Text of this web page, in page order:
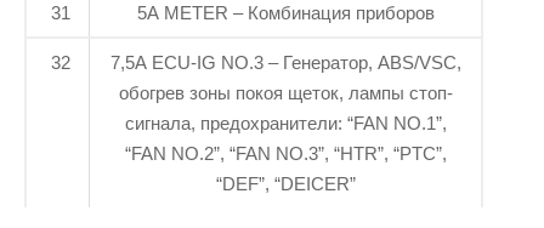
31 5A METER – Комбинация приборов
32
7,5A ECU-IG NO.3 – Генератор, ABS/VSC,
обогрев зоны покоя щеток, лампы стоп-
сигнала, предохранители: “FAN NO.1”,
“FAN NO.2”, “FAN NO.3”, “HTR”, “PTC”,
“DEF”, “DEICER”